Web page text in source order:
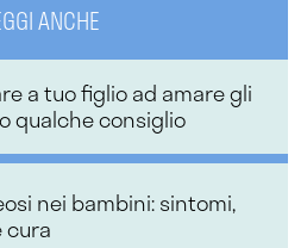
ANCHE
a tuo figlio ad amare gli
qualche consiglio
nei bambini: sintomi,
cura